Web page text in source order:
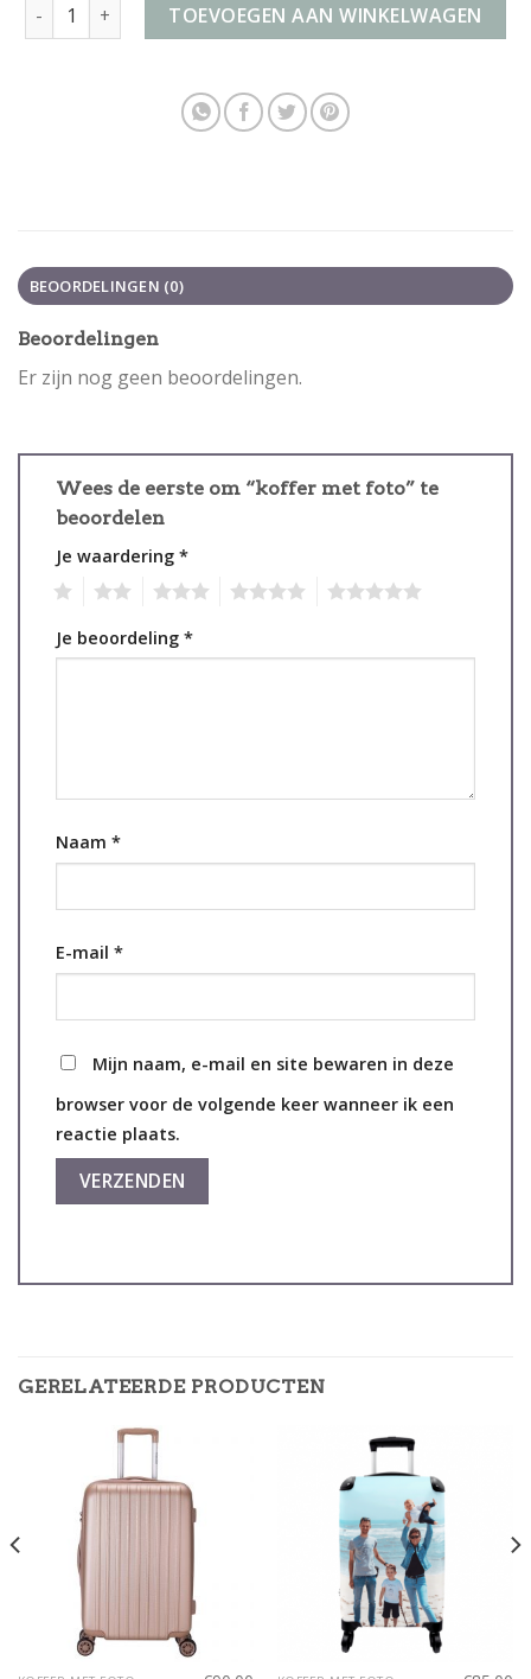
TOEVOEGEN AAN WINKELWAGEN
BEOORDELINGEN (0)
Beoordelingen
Er zijn nog geen beoordelingen.
Wees de eerste om “koffer met foto” te
beoordelen
Je waardering *
Je beoordeling *
Naam *
E-mail *
Mijn naam, e-mail en site bewaren in deze
browser voor de volgende keer wanneer ik een
reactie plaats.
GERELATEERDE PRODUCTEN